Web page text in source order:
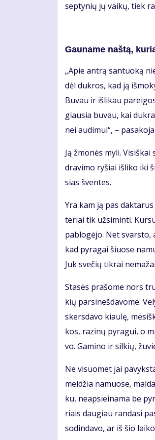
sep­ty­nių jų vai­kų, tiek
Gau­na­me naš­tą,
„Apie an­trą san­tuo­ką
dėl duk­ros, kad ją
Bu­vau ir iš­li­kau
giau­sia bu­vau, kai
nei au­di­mui“, –
Ją žmo­nės my­li.
dra­vi­mo ry­šiai iš­li­ko iki
sias šven­tes.
Yra kam ją pas
te­riai tik už­si­min­ti.
pa­blo­gė­jo. Net svars­to,
kad py­ra­gai šiuo­se
Juk sve­čių tik­rai
Sta­sės pra­šo­me nors
kių par­si­neš­da­vo­me.
skers­da­vo kiau­lę,
kos, ra­zi­nų py­ra­gui, o
vo. Ga­mi­no ir sil­kių,
Ne vi­suo­met jai
mel­džia na­muo­se,
ku, neap­si­ei­na­ma be
riais dau­giau ran­da­si
so­din­da­vo, ar iš šio